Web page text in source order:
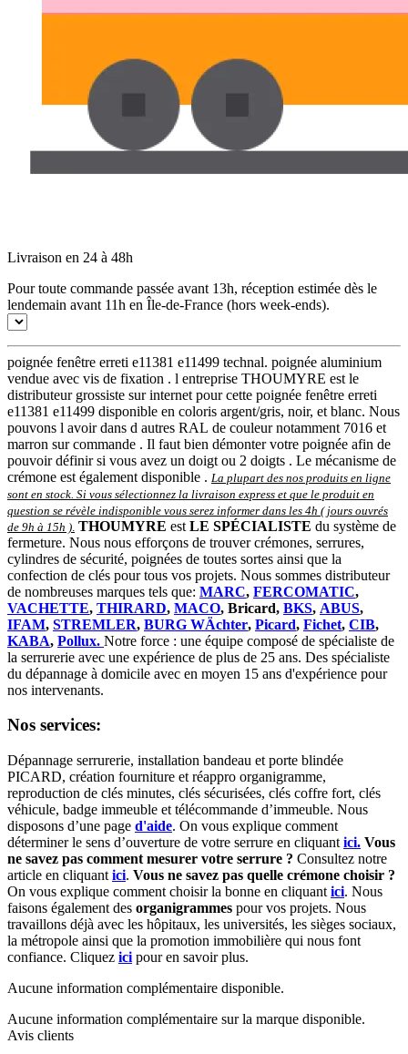
Livraison en 24 à 48h
Pour toute commande passée avant 13h, réception estimée dès le
lendemain avant 11h en Île-de-France (hors week-ends).
poignée fenêtre erreti e11381 e11499 technal. poignée aluminium
vendue avec vis de fixation . l entreprise THOUMYRE est le
distributeur grossiste sur internet pour cette poignée fenêtre erreti
e11381 e11499 disponible en coloris argent/gris, noir, et blanc. Nous
pouvons l avoir dans d autres RAL de couleur notamment 7016 et
marron sur commande . Il faut bien démonter votre poignée afin de
pouvoir définir si vous avez un doigt ou 2 doigts . Le mécanisme de
crémone est également disponible . La plupart des nos produits en ligne
sont en stock. Si vous sélectionnez la livraison express et que le produit en
question se révèle indisponible vous serez informer dans les 4h ( jours ouvrés
de 9h à 15h ) THOUMYRE est LE SPÉCIALISTE du système de
fermeture. Nous nous efforçons de trouver crémones, serrures,
cylindres de sécurité, poignées de toutes sortes ainsi que la
confection de clés pour tous vos projets. Nous sommes distributeur
de nombreuses marques tels que: MARC, FERCOMATIC,
VACHETTE, THIRARD, MACO, Bricard, BKS, ABUS,
IFAM, STREMLER, BURG WÄchter, Picard, Fichet, CIB,
KABA, Pollux. Notre force : une équipe composé de spécialiste de
la serrurerie avec une expérience de plus de 25 ans. Des spécialiste
du dépannage à domicile avec en moyen 15 ans d'expérience pour
nos intervenants.
Nos services:
Dépannage serrurerie, installation bandeau et porte blindée
PICARD, création fourniture et réappro organigramme,
reproduction de clés minutes, clés sécurisées, clés coffre fort, clés
véhicule, badge immeuble et télécommande d’immeuble. Nous
disposons d’une page d'aide. On vous explique comment
déterminer le sens d’ouverture de votre serrure en cliquant ici. Vous
ne savez pas comment mesurer votre serrure ? Consultez notre
article en cliquant ici. Vous ne savez pas quelle crémone choisir ?
On vous explique comment choisir la bonne en cliquant ici. Nous
faisons également des organigrammes pour vos projets. Nous
travaillons déjà avec les hôpitaux, les universités, les sièges sociaux,
la métropole ainsi que la promotion immobilière qui nous font
confiance. Cliquez ici pour en savoir plus.
Aucune information complémentaire disponible.
Aucune information complémentaire sur la marque disponible.
Avis clients